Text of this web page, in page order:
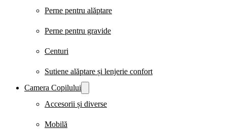
Perne pentru alăptare
Perne pentru gravide
Centuri
Sutiene alăptare și lenjerie confort
Camera Copilului
Accesorii și diverse
Mobilă